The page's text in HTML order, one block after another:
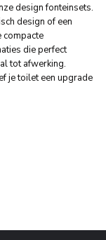
design fonteinsets.
design of een
compacte
die perfect
tot afwerking.
je toilet een upgrade